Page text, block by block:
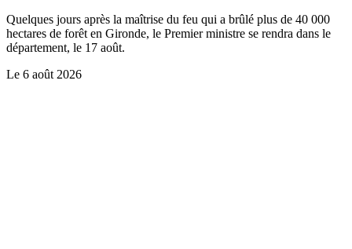
Quelques jours après la maîtrise du feu qui a brûlé plus de 40 000
hectares de forêt en Gironde, le Premier ministre se rendra dans le
département, le 17 août.
Le 6 août 2026